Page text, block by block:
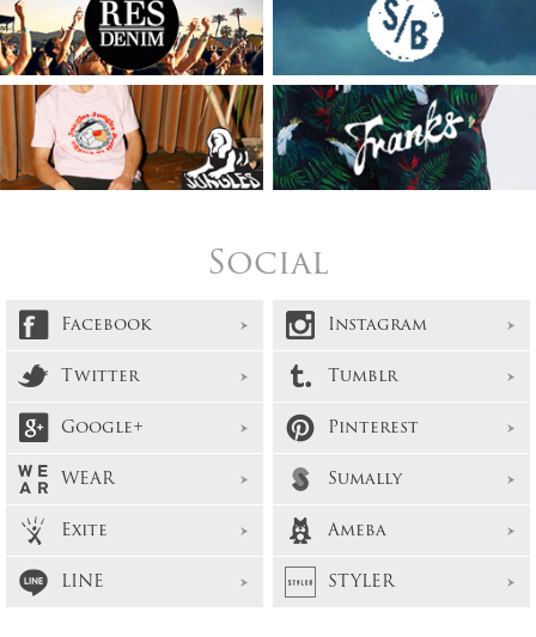
Social
Facebook
Instagram
Twitter
Tumblr
Google+
Pinterest
WEAR
Sumally
Exite
Ameba
LINE
STYLER